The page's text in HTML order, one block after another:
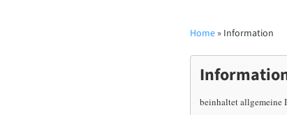
Home » Information
beinhaltet allgemeine